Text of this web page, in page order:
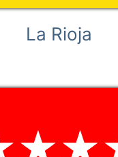
La Rioja